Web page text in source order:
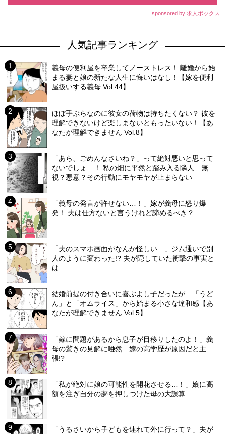
sponsored by 求人ボックス
人気記事ランキング
義母の便利屋を卒業してノーストレス！ 離婚から始
まる妻と娘の新たな人生に悔いはなし！【嫁を便利
屋扱いする義母 Vol.44】
ほぼ手ぶらなのに彼女の荷物は持ちたくない？ 彼を
理解できないけど楽しまないともったいない！【あ
なたが理解できません Vol.8】
「あら、ごめんなさいね？」って絶対悪いと思って
ないでしょ…！ 私の畑に平然と踏み入る隣人…無
視？悪意？その行動にモヤモヤが止まらない
「義母の発言が許せない…！」嫁が義母に怒り爆
発！ 夫は仕方ないと言うけれど諦めるべき？
「夫のスマホ画面がなんか怪しい…」ジム通いで別
人のように変わった!? 夫が隠していた衝撃の事実と
は
結婚前提の付き合いに喜ぶよし子だったが…「うど
ん」と「オムライス」から始まる小さな違和感【あ
なたが理解できません Vol.5】
「嫁に問題があるから息子が目移りしたのよ！」義
母の驚きの見解に唖然…嫁の高学歴が原因だと主
張!?
「私が絶対に娘の可能性を開花させる…！」娘に高
額を注ぎ自分の夢を押しつけた母の大誤算
「うるさいから子どもを連れて外に行って？」夫が